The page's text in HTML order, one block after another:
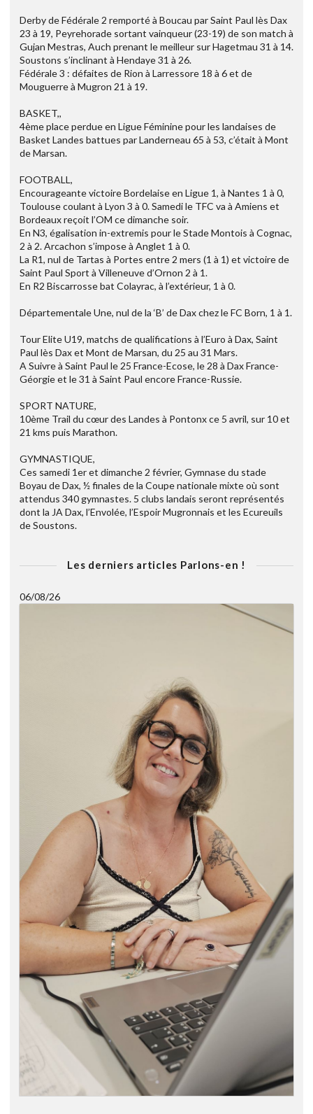
Derby de Fédérale 2 remporté à Boucau par Saint Paul lès Dax
23 à 19, Peyrehorade sortant vainqueur (23-19) de son match à
Gujan Mestras, Auch prenant le meilleur sur Hagetmau 31 à 14.
Soustons s’inclinant à Hendaye 31 à 26.
Fédérale 3 : défaites de Rion à Larressore 18 à 6 et de
Mouguerre à Mugron 21 à 19.
BASKET,,
4ème place perdue en Ligue Féminine pour les landaises de
Basket Landes battues par Landerneau 65 à 53, c’était à Mont
de Marsan.
FOOTBALL,
Encourageante victoire Bordelaise en Ligue 1, à Nantes 1 à 0,
Toulouse coulant à Lyon 3 à 0. Samedi le TFC va à Amiens et
Bordeaux reçoit l’OM ce dimanche soir.
En N3, égalisation in-extremis pour le Stade Montois à Cognac,
2 à 2. Arcachon s’impose à Anglet 1 à 0.
La R1, nul de Tartas à Portes entre 2 mers (1 à 1) et victoire de
Saint Paul Sport à Villeneuve d’Ornon 2 à 1.
En R2 Biscarrosse bat Colayrac, à l’extérieur, 1 à 0.
Départementale Une, nul de la ‘B’ de Dax chez le FC Born, 1 à 1.
Tour Elite U19, matchs de qualifications à l’Euro à Dax, Saint
Paul lès Dax et Mont de Marsan, du 25 au 31 Mars.
A Suivre à Saint Paul le 25 France-Ecose, le 28 à Dax France-
Géorgie et le 31 à Saint Paul encore France-Russie.
SPORT NATURE,
10ème Trail du cœur des Landes à Pontonx ce 5 avril, sur 10 et
21 kms puis Marathon.
GYMNASTIQUE,
Ces samedi 1er et dimanche 2 février, Gymnase du stade
Boyau de Dax, ½ finales de la Coupe nationale mixte où sont
attendus 340 gymnastes. 5 clubs landais seront représentés
dont la JA Dax, l’Envolée, l’Espoir Mugronnais et les Ecureuils
de Soustons.
Les derniers articles Parlons-en !
06/08/26